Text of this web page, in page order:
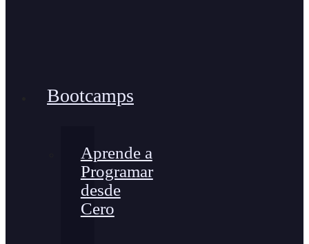
Bootcamps
Aprende a
Programar
desde
Cero